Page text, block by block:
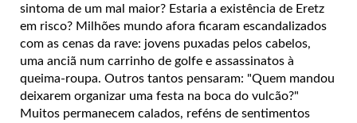
sintoma de um mal maior? Estaria a existência de Eretz
em risco? Milhões mundo afora ficaram escandalizados
com as cenas da rave: jovens puxadas pelos cabelos,
uma anciã num carrinho de golfe e assassinatos à
queima-roupa. Outros tantos pensaram: "Quem mandou
deixarem organizar uma festa na boca do vulcão?"
Muitos permanecem calados, reféns de sentimentos